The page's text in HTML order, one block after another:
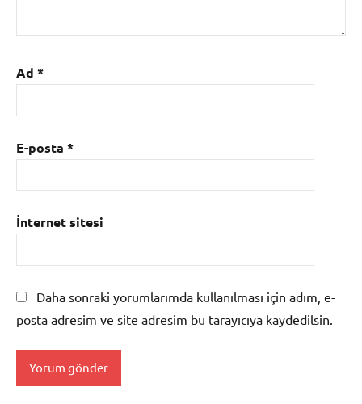
Ad *
E-posta *
İnternet sitesi
Daha sonraki yorumlarımda kullanılması için adım, e-
posta adresim ve site adresim bu tarayıcıya kaydedilsin.